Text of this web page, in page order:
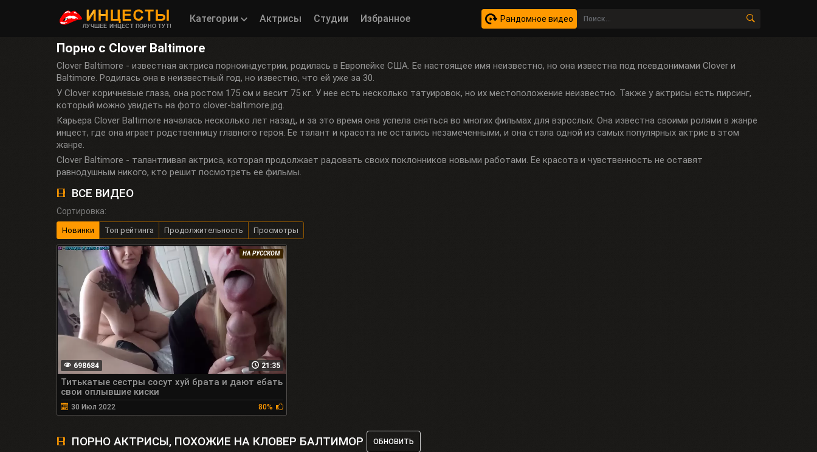
ЛУЧШЕЕ ИНЦЕСТ ПОРНО ТУТ!
Категории Актрисы Студии Избранное Рандомное видео
Порно с Clover Baltimore
Clover Baltimore - известная актриса порноиндустрии, родилась в Европейке США. Ее настоящее имя неизвестно, но она известна под псевдонимами Clover и
Baltimore. Родилась она в неизвестный год, но известно, что ей уже за 30.
У Clover коричневые глаза, она ростом 175 см и весит 75 кг. У нее есть несколько татуировок, но их местоположение неизвестно. Также у актрисы есть пирсинг,
который можно увидеть на фото clover-baltimore.jpg.
Карьера Clover Baltimore началась несколько лет назад, и за это время она успела сняться во многих фильмах для взрослых. Она известна своими ролями в жанре
инцест, где она играет родственницу главного героя. Ее талант и красота не остались незамеченными, и она стала одной из самых популярных актрис в этом
жанре.
Clover Baltimore - талантливая актриса, которая продолжает радовать своих поклонников новыми работами. Ее красота и чувственность не оставят
равнодушным никого, кто решит посмотреть ее фильмы.
ВСЕ ВИДЕО
Сортировка:
Новинки Топ рейтинга Продолжительность Просмотры
НА РУССКОМ
21:35
698684
Титькатые сестры сосут хуй брата и дают ебать
свои оплывшие киски
30 Июл 2022 80%
ПОРНО АКТРИСЫ, ПОХОЖИЕ НА КЛОВЕР БАЛТИМОР ОБНОВИТЬ